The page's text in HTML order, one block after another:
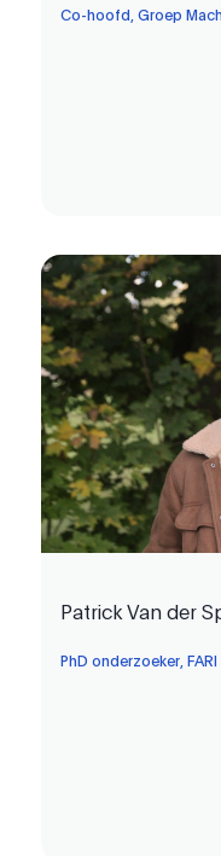
Co-hoofd, Groep
Patrick Van der
PhD onderzoeker, FARI